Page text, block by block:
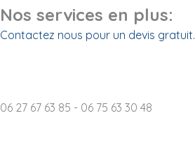
Nos services en plus:
Contactez nous pour un devis gratuit.
06 27 67 63 85 - 06 75 63 30 48